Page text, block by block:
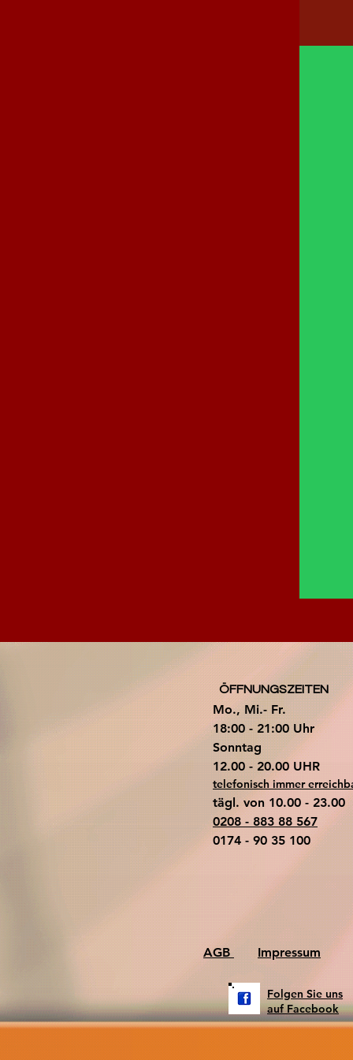
ÖFFNUNGSZEITEN
Mo., Mi.- Fr.
18:00 - 21:00 Uhr
​Sonntag
​12.00 - 20.00 UHR
telefonisch immer
tägl. von 10.00 - 23.00
0208 - 883 88 567
0174 - 90 35 100
AGB Impressum
Folgen Sie uns
auf Facebook